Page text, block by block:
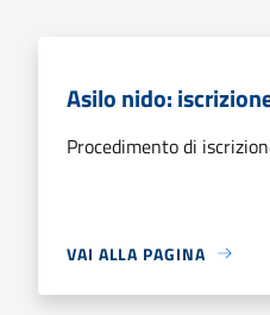
Asilo nido:
Procedimento di
VAI ALLA PAGINA